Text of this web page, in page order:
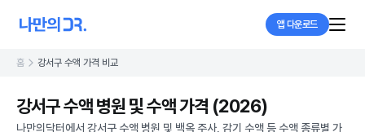
앱 다운로드
홈 강서구 수액 가격 비교
강서구 수액 병원 및 수액 가격 (2026)
나만의닥터에서 강서구 수액 병원 및 백옥 주사, 감기 수액 등 수액 종류별 가